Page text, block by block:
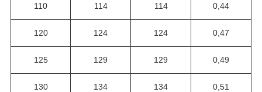
110 114 114 0,44
120 124 124 0,47
125 129 129 0,49
130 134 134 0,51